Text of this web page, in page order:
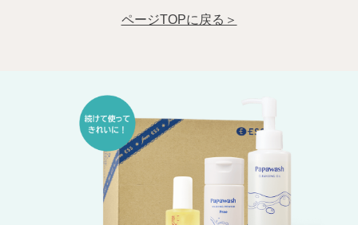
ページTOPに戻る＞